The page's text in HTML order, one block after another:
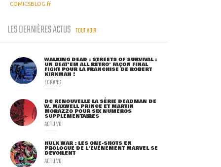
COMICSBLOG.fr
LES DERNIÈRES ACTUS TOUT VOIR
WALKING DEAD : STREETS OF SURVIVAL :
UN BEAT'EM ALL RÉTRO' FAÇON FINAL
FIGHT POUR LA FRANCHISE DE ROBERT
KIRKMAN !
ECRANS
DC RENOUVELLE LA SÉRIE DEADMAN DE
W. MAXWELL PRINCE ET MARTIN
MORAZZO POUR SIX NUMÉROS
SUPPLÉMENTAIRES
ACTU VO
HULK WAR : LES ONE-SHOTS EN
PROLOGUE DE L'ÉVÈNEMENT MARVEL SE
DÉVOILENT
ACTU VO